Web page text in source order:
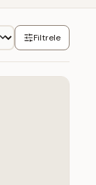
Filtrele